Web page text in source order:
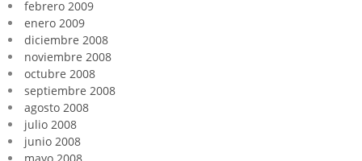
febrero 2009
enero 2009
diciembre 2008
noviembre 2008
octubre 2008
septiembre 2008
agosto 2008
julio 2008
junio 2008